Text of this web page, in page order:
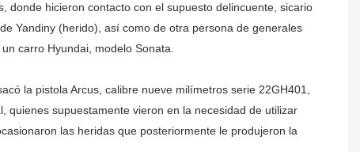
donde hicieron contacto con el supuesto delincuente, sicario
Yandiny (herido), así como de otra persona de generales
carro Hyundai, modelo Sonata.
la pistola Arcus, calibre nueve milímetros serie 22GH401,
quienes supuestamente vieron en la necesidad de utilizar
las heridas que posteriormente le produjeron la